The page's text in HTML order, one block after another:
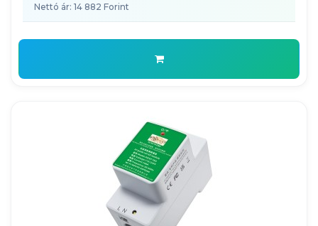
Nettó ár: 14 882 Forint